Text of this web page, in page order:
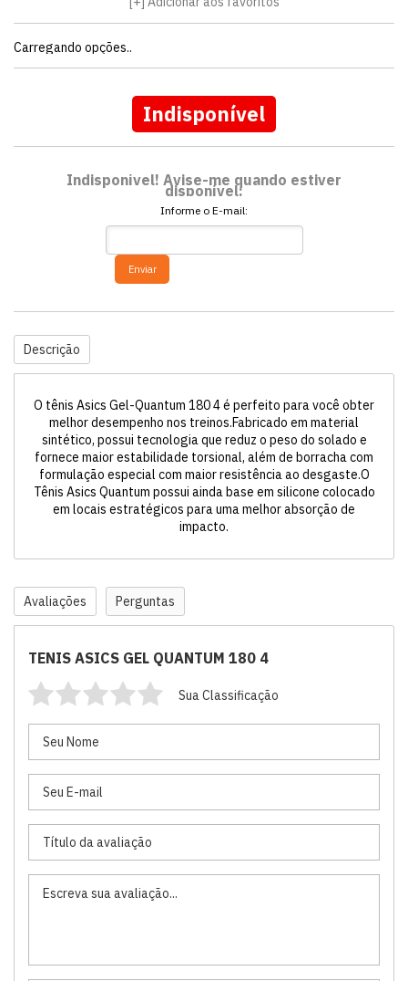
Carregando opções..
Indisponível
Indisponível! Avise-me quando estiver
disponível:
Informe o E-mail:
Enviar
Descrição
O tênis Asics Gel-Quantum 180 4 é perfeito para você obter
melhor desempenho nos treinos.Fabricado em material
sintético, possui tecnologia que reduz o peso do solado e
fornece maior estabilidade torsional, além de borracha com
formulação especial com maior resistência ao desgaste.O
Tênis Asics Quantum possui ainda base em silicone colocado
em locais estratégicos para uma melhor absorção de
impacto.
Avaliações Perguntas
TENIS ASICS GEL QUANTUM 180 4
Sua Classificação